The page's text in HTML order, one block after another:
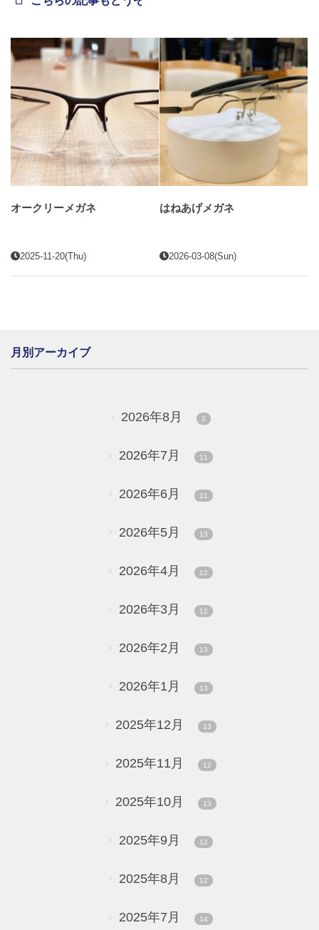
オークリーメガネ
2025-11-20(Thu)
はねあげメガネ
2026-03-08(Sun)
月別アーカイブ
2026年8月 2
2026年7月 11
2026年6月 11
2026年5月 13
2026年4月 12
2026年3月 12
2026年2月 13
2026年1月 13
2025年12月 13
2025年11月 12
2025年10月 13
2025年9月 12
2025年8月 12
2025年7月 14